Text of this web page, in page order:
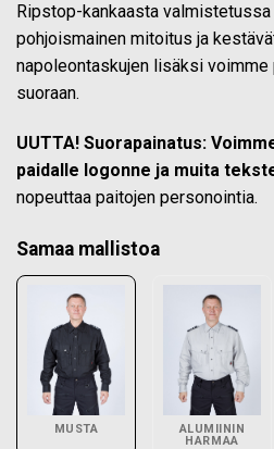
Ripstop-kankaasta
pohjoismainen mitoitus ja
napoleontaskujen lisäksi voimme
suoraan.
UUTTA! Suorapainatus:
paidalle logonne ja muita
nopeuttaa paitojen personointia.
Samaa mallistoa
MUSTA
ALUMIININ
HARMAA